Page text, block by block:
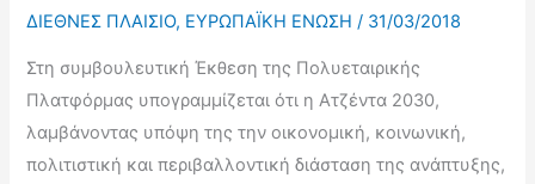
ΔΙΕΘΝΕΣ ΠΛΑΙΣΙΟ, ΕΥΡΩΠΑΪΚΗ ΕΝΩΣΗ / 31/03/2018
Στη συμβουλευτική Έκθεση της Πολυεταιρικής
Πλατφόρμας υπογραμμίζεται ότι η Ατζέντα 2030,
λαμβάνοντας υπόψη της την οικονομική, κοινωνική,
πολιτιστική και περιβαλλοντική διάσταση της ανάπτυξης,